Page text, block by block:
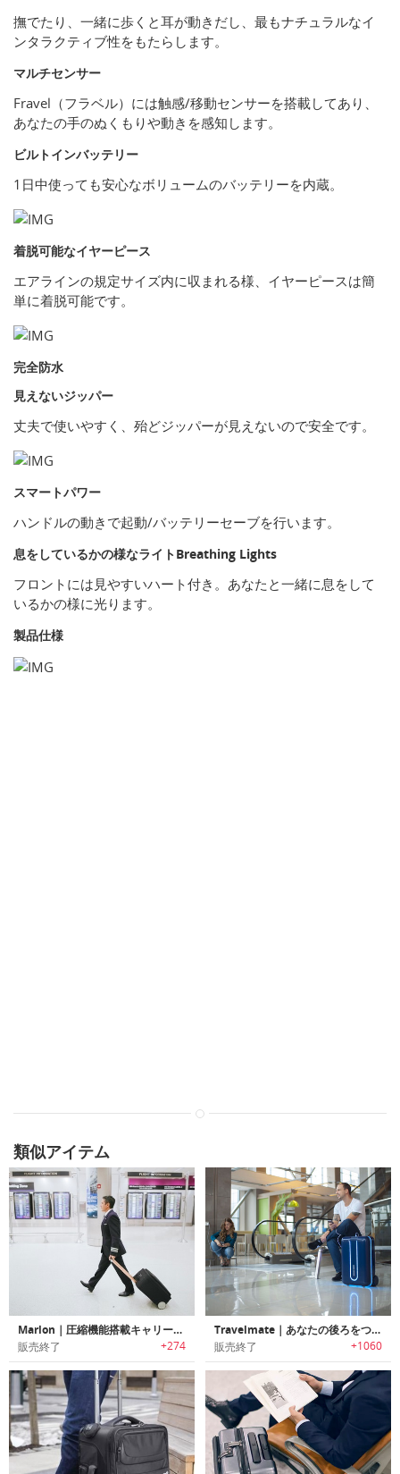
撫でたり、一緒に歩くと耳が動きだし、最もナチュラルなイ
ンタラクティブ性をもたらします。
マルチセンサー
Fravel（フラベル）には触感/移動センサーを搭載してあり、
あなたの手のぬくもりや動きを感知します。
ビルトインバッテリー
1日中使っても安心なボリュームのバッテリーを内蔵。
着脱可能なイヤーピース
エアラインの規定サイズ内に収まれる様、イヤーピースは簡
単に着脱可能です。
完全防水
見えないジッパー
丈夫で使いやすく、殆どジッパーが見えないので安全です。
スマートパワー
ハンドルの動きで起動/バッテリーセーブを行います。
息をしているかの様なライトBreathing Lights
フロントには見やすいハート付き。あなたと一緒に息をして
いるかの様に光ります。
製品仕様
類似アイテム
Marlon｜圧縮機能搭載キャリーバッグ「マーロン」
販売終了 +274
Travelmate｜あなたの後ろをついてくる完全自律型スーツケースロボット「トラベルメイト」
販売終了 +1060